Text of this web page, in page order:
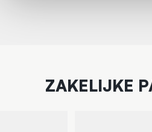
ZAKELIJKE